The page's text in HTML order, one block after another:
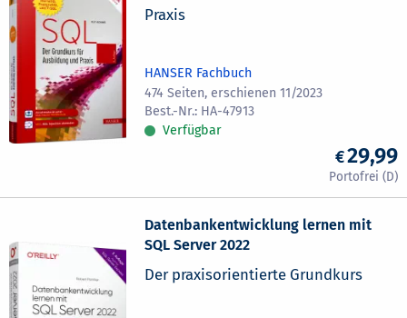
Praxis
HANSER Fachbuch
474 Seiten, erschienen 11/2023
HA-47913
Verfügbar
29,99
Datenbankentwicklung lernen mit
SQL Server 2022
Der praxisorientierte Grundkurs